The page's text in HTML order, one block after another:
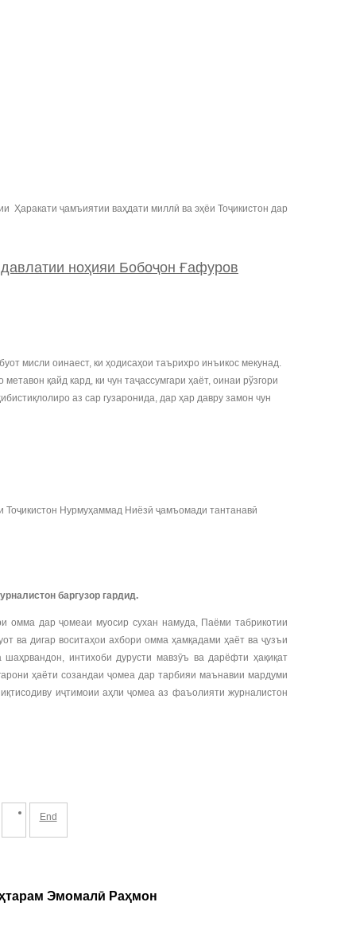
Ҳаракати ҷамъиятии ваҳдати миллӣ ва эҳёи Тоҷикистон дар
ноҳияи Бобоҷон Ғафуров
мисли оинаест, ки ҳодисаҳои таърихро инъикос мекунад.
қайд кард, ки чун таҷассумгари ҳаёт, оинаи рўзгори
аз сар гузаронида, дар ҳар давру замон чун
Нурмуҳаммад Ниёзӣ ҷамъомади тантанавӣ
баргузор гардид.
омма дар ҷомеаи муосир сухан намуда, Паёми табрикотии
ва дигар воситаҳои ахбори омма ҳамқадами ҳаёт ва ҷузъи
интихоби дурусти мавзӯъ ва дарёфти ҳақиқат
ҳаёти созандаи ҷомеа дар тарбияи маънавии мардуми
иҷтимоии аҳли ҷомеа аз фаъолияти журналистон
End
Эмомалӣ Раҳмон